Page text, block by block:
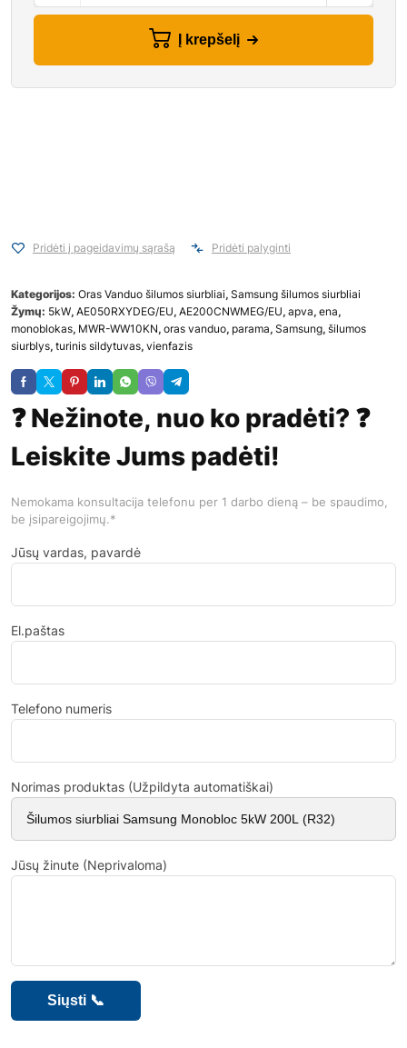
Į krepšelį
Pridėti į pageidavimų sąrašą Pridėti palyginti
Kategorijos: Oras Vanduo šilumos siurbliai, Samsung šilumos siurbliai
Žymų: 5kW, AE050RXYDEG/EU, AE200CNWMEG/EU, apva, ena,
monoblokas, MWR-WW10KN, oras vanduo, parama, Samsung, šilumos
siurblys, turinis sildytuvas, vienfazis
❓ Nežinote, nuo ko pradėti? ❓
Leiskite Jums padėti!
Nemokama konsultacija telefonu per 1 darbo dieną – be spaudimo,
be įsipareigojimų.*
Jūsų vardas, pavardė
El.paštas
Telefono numeris
Norimas produktas (Užpildyta automatiškai)
Jūsų žinute (Neprivaloma)